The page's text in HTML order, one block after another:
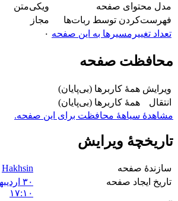
مدل محتوای صفحه
ویکی‌متن
‌فهرست‌کردن توسط ربات‌ها
مجاز
تعداد تغییرمسیرها به این صفحه ۰
محافظت صفحه
ویرایش همهٔ کاربرها (بی‌پایان)
انتقال
همهٔ کاربرها (بی‌پایان)
مشاهدۀ سیاهۀ محافظت برای این صفحه.
تاریخچۀ ویرایش
سازندۀ صفحه Hakhsin
تاریخ ایجاد صفحه
۱۷:۱۰